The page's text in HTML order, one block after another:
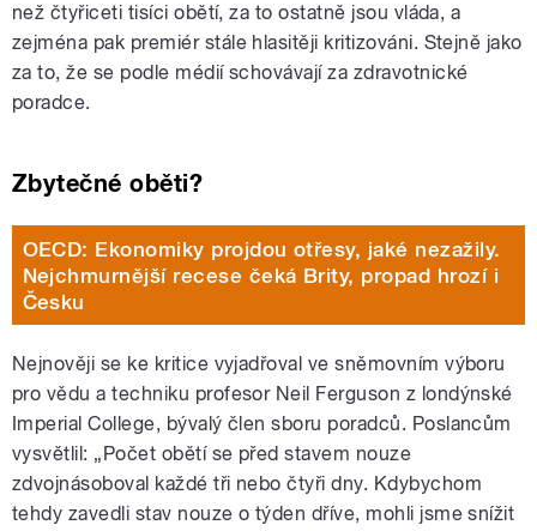
než čtyřiceti tisíci obětí, za to ostatně jsou vláda, a
zejména pak premiér stále hlasitěji kritizováni. Stejně jako
za to, že se podle médií schovávají za zdravotnické
poradce.
Zbytečné oběti?
OECD: Ekonomiky projdou otřesy, jaké nezažily.
Nejchmurnější recese čeká Brity, propad hrozí i
Česku
Nejnověji se ke kritice vyjadřoval ve sněmovním výboru
pro vědu a techniku profesor Neil Ferguson z londýnské
Imperial College, bývalý člen sboru poradců. Poslancům
vysvětlil: „Počet obětí se před stavem nouze
zdvojnásoboval každé tři nebo čtyři dny. Kdybychom
tehdy zavedli stav nouze o týden dříve, mohli jsme snížit